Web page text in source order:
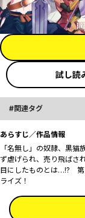
試し読
関連タグ
あらすじ／作品情報
「名無し」の奴隷、黒
ず虐げられ、売り飛ばさ
目にしたものとは…!? 第
ライズ！